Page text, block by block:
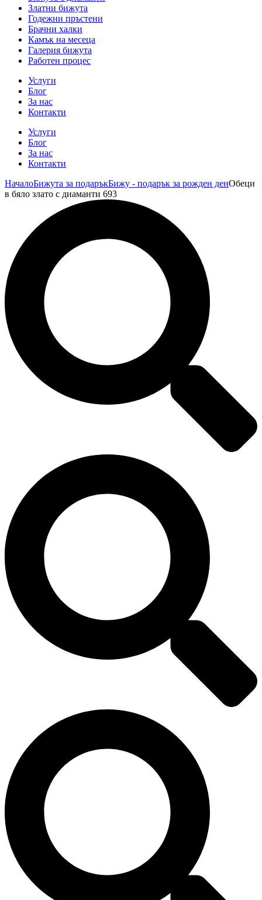
Златни бижута
Годежни пръстени
Брачни халки
Камък на месеца
Галерия бижута
Работен процес
Услуги
Блог
За нас
Контакти
Услуги
Блог
За нас
Контакти
НачалоБижута за подаръкБижу - подарък за рожден денОбеци
в бяло злато с диаманти 693